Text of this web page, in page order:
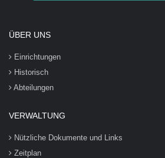
ÜBER UNS
Einrichtungen
Historisch
Abteilungen
VERWALTUNG
Nützliche Dokumente und Links
Zeitplan